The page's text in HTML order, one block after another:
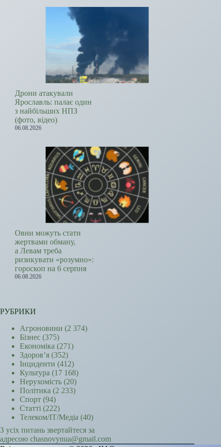
Дрони атакували
Ярославль: палає один
з найбільших НПЗ
(фото, відео)
06.08.2026
Овни можуть стати
жертвами обману,
а Левам треба
ризикувати «розумно»:
гороскоп на 6 серпня
06.08.2026
РУБРИКИ
Агроновини (2 374)
Бізнес (375)
Економіка (271)
Здоров’я (352)
Інциденти (412)
Культура (17 168)
Нерухомість (20)
Політика (2 233)
Спорт (94)
Статті (222)
Телеком/ІТ/Медіа (40)
З усіх питань звертайтеся за
адресою chasnovynua@gmail.com